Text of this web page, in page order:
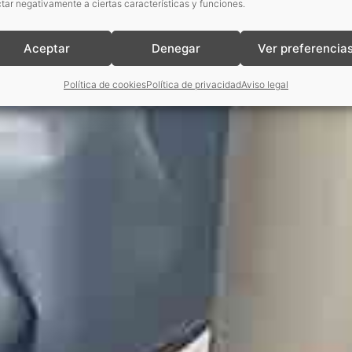
negativamente a ciertas características y funciones.
Aceptar Denegar Ver
Política de cookiesPolítica de privacidadAviso legal